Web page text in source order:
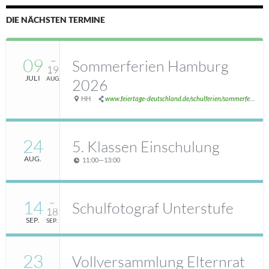
DIE NÄCHSTEN TERMINE
09
JULI
–
19
AUG.
Sommerferien Hamburg
2026
HH www.feiertage-deutschland.de/schulferien/sommerferien/
24
AUG.
5. Klassen Einschulung
11:00—13:00
14
SEP.
–
18
SEP.
Schulfotograf Unterstufe
23 Vollversammlung Elternrat